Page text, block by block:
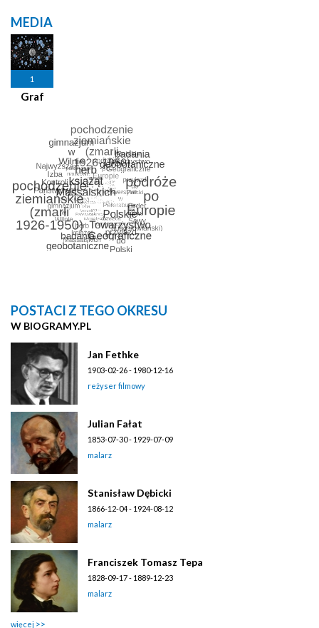
MEDIA
1
Graf
POSTACI Z TEGO OKRESU
W BIOGRAMY.PL
Jan Fethke
1903-02-26 - 1980-12-16
reżyser filmowy
Julian Fałat
1853-07-30 - 1929-07-09
malarz
Stanisław Dębicki
1866-12-04 - 1924-08-12
malarz
Franciszek Tomasz Tepa
1828-09-17 - 1889-12-23
malarz
więcej